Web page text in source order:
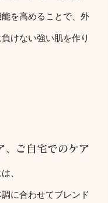
を高めることで、外
けない強い肌を作り
、ご自宅でのケア
、
に合わせてブレンド